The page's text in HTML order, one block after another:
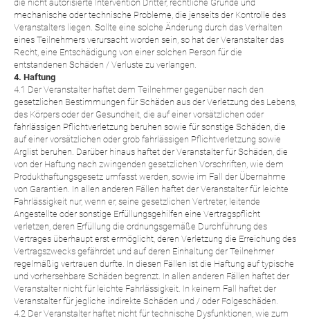
die nicht autorisierte Intervention Dritter, rechtliche Gründe und
mechanische oder technische Probleme, die jenseits der Kontrolle des
Veranstalters liegen. Sollte eine solche Änderung durch das Verhalten
eines Teilnehmers verursacht worden sein, so hat der Veranstalter das
Recht, eine Entschädigung von einer solchen Person für die
entstandenen Schäden / Verluste zu verlangen.
4. Haftung
4.1 Der Veranstalter haftet dem Teilnehmer gegenüber nach den
gesetzlichen Bestimmungen für Schäden aus der Verletzung des Lebens,
des Körpers oder der Gesundheit, die auf einer vorsätzlichen oder
fahrlässigen Pflichtverletzung beruhen sowie für sonstige Schäden, die
auf einer vorsätzlichen oder grob fahrlässigen Pflichtverletzung sowie
Arglist beruhen. Darüber hinaus haftet der Veranstalter für Schäden, die
von der Haftung nach zwingenden gesetzlichen Vorschriften, wie dem
Produkthaftungsgesetz umfasst werden, sowie im Fall der Übernahme
von Garantien. In allen anderen Fällen haftet der Veranstalter für leichte
Fahrlässigkeit nur, wenn er, seine gesetzlichen Vertreter, leitende
Angestellte oder sonstige Erfüllungsgehilfen eine Vertragspflicht
verletzen, deren Erfüllung die ordnungsgemäße Durchführung des
Vertrages überhaupt erst ermöglicht, deren Verletzung die Erreichung des
Vertragszwecks gefährdet und auf deren Einhaltung der Teilnehmer
regelmäßig vertrauen durfte. In diesen Fällen ist die Haftung auf typische
und vorhersehbare Schäden begrenzt. In allen anderen Fällen haftet der
Veranstalter nicht für leichte Fahrlässigkeit. In keinem Fall haftet der
Veranstalter für jegliche indirekte Schäden und / oder Folgeschäden.
4.2 Der Veranstalter haftet nicht für technische Dysfunktionen, wie zum